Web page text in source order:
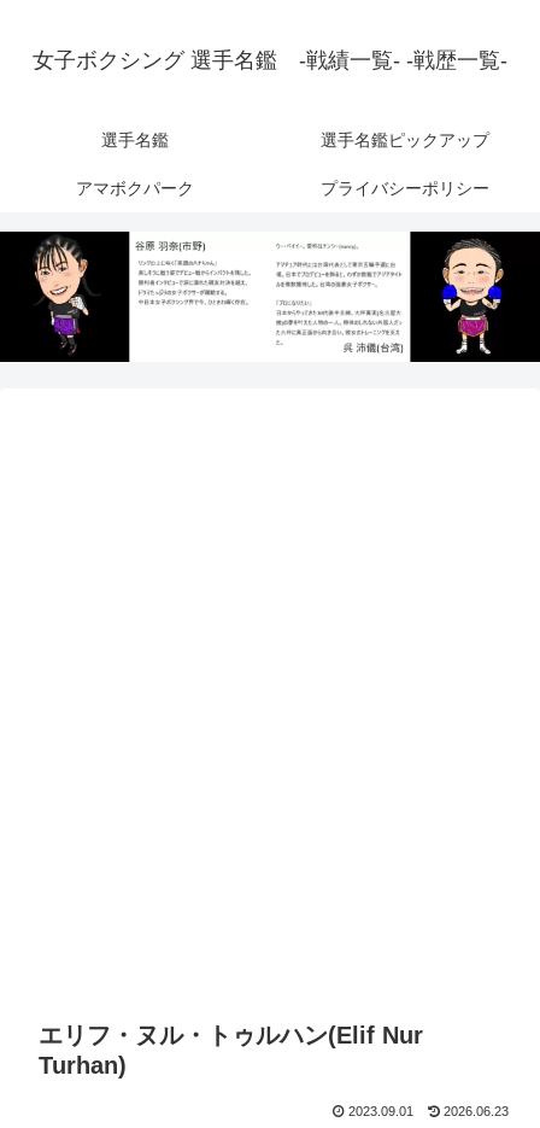
女子ボクシング 選手名鑑 -戦績一覧- -戦歴一覧-
選手名鑑 選手名鑑ピックアップ
アマボクパーク プライバシーポリシー
エリフ・ヌル・トゥルハン(Elif Nur
Turhan)
2023.09.01 2026.06.23